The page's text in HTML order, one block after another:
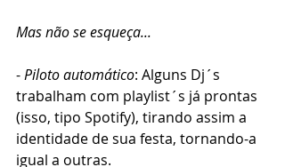
Mas não se esqueça...
- Piloto automático: Alguns Dj´s
trabalham com playlist´s já prontas
(isso, tipo Spotify), tirando assim a
identidade de sua festa, tornando-a
igual a outras.